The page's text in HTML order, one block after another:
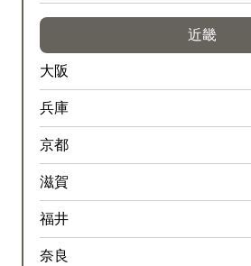
近畿
大阪
兵庫
京都
滋賀
福井
奈良